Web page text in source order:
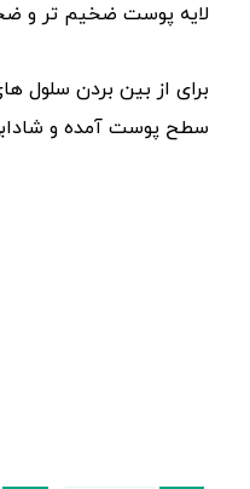
لایه پوست ضخیم تر و
برای از بین بردن سلول
سطح پوست آمده و